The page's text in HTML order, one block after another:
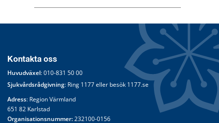
Kontakta oss
Huvudväxel: 010-831 50 00
Sjukvårdsrådgivning: Ring 1177 eller besök 1177.se
Adress: Region Värmland
651 82 Karlstad
Organisationsnummer: 232100-0156